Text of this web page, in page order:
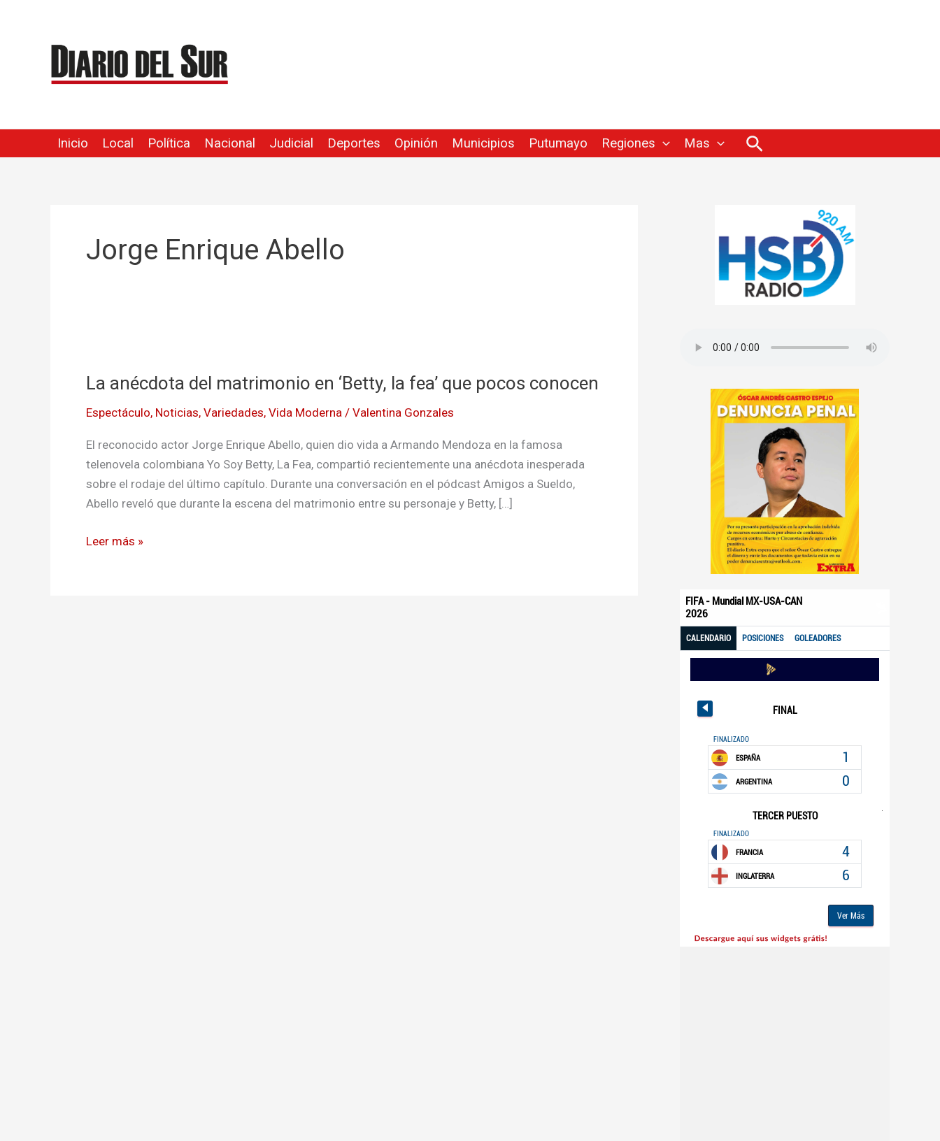
contenido
Inicio Local Política Nacional Judicial Deportes Opinión Municipios Putumayo Regiones Mas Buscar
Jorge Enrique Abello
La anécdota del matrimonio en ‘Betty, la fea’ que pocos conocen
Espectáculo, Noticias, Variedades, Vida Moderna / Valentina Gonzales
El reconocido actor Jorge Enrique Abello, quien dio vida a Armando Mendoza en la famosa
telenovela colombiana Yo Soy Betty, La Fea, compartió recientemente una anécdota inesperada
sobre el rodaje del último capítulo. Durante una conversación en el pódcast Amigos a Sueldo,
Abello reveló que durante la escena del matrimonio entre su personaje y Betty, […]
del
‘Betty,
la
fea’
que
conocen
Leer más »